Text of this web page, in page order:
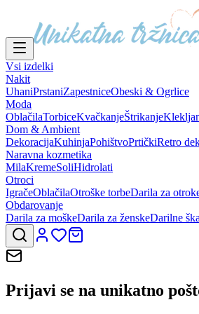
Vsi izdelki
Nakit
UhaniPrstaniZapestniceObeski & Ogrlice
Moda
OblačilaTorbiceKvačkanjeŠtrikanje
Dom & Ambient
DekoracijaKuhinjaPohištvoPrtičkiRetro
Naravna kozmetika
MilaKremeSoliHidrolati
Otroci
IgračeOblačilaOtroške torbeDarila za
Obdarovanje
Darila za moškeDarila za ženskeDarilne
Prijavi se na unikatno